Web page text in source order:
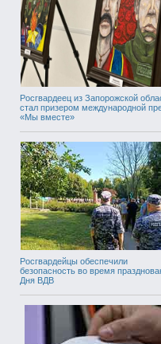
Росгвардеец из Запорожской
стал призером международной
«Мы вместе»
Росгвардейцы обеспечили
безопасность во время
Дня ВДВ